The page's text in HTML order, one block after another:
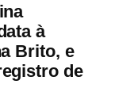
à
Brito, e
de